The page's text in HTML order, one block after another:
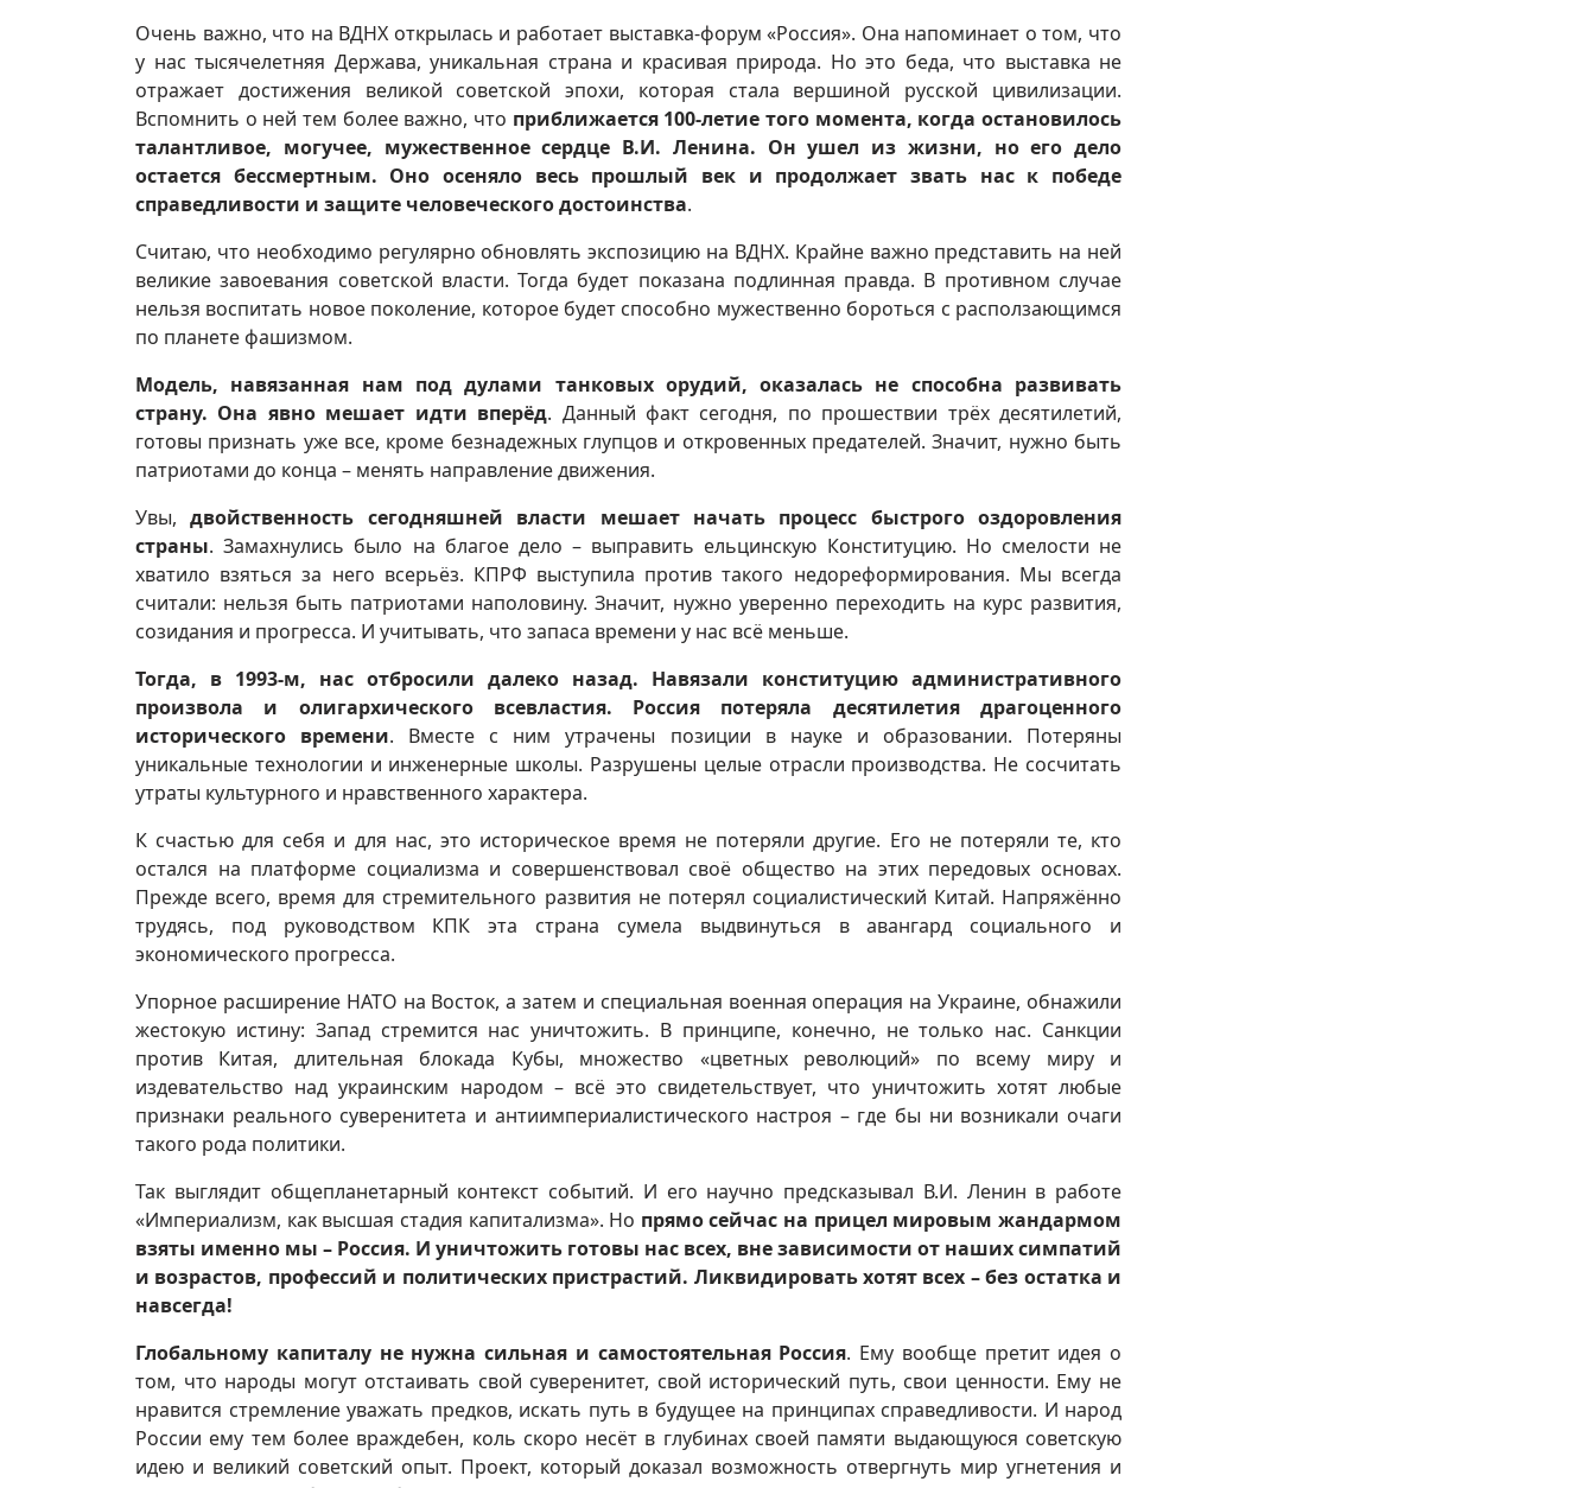
Очень важно, что на ВДНХ открылась и работает выставка-форум «Россия». Она напоминает о том, что
у нас тысячелетняя Держава, уникальная страна и красивая природа. Но это беда, что выставка не
отражает достижения великой советской эпохи, которая стала вершиной русской цивилизации.
Вспомнить о ней тем более важно, что приближается 100-летие того момента, когда остановилось
талантливое, могучее, мужественное сердце В.И. Ленина. Он ушел из жизни, но его дело
остается бессмертным. Оно осеняло весь прошлый век и продолжает звать нас к победе
справедливости и защите человеческого достоинства.
Считаю, что необходимо регулярно обновлять экспозицию на ВДНХ. Крайне важно представить на ней
великие завоевания советской власти. Тогда будет показана подлинная правда. В противном случае
нельзя воспитать новое поколение, которое будет способно мужественно бороться с расползающимся
по планете фашизмом.
Модель, навязанная нам под дулами танковых орудий, оказалась не способна развивать
страну. Она явно мешает идти вперёд. Данный факт сегодня, по прошествии трёх десятилетий,
готовы признать уже все, кроме безнадежных глупцов и откровенных предателей. Значит, нужно быть
патриотами до конца – менять направление движения.
Увы,двойственность сегодняшней власти мешает начать процесс быстрого оздоровления
страны. Замахнулись было на благое дело – выправить ельцинскую Конституцию. Но смелости не
хватило взяться за него всерьёз. КПРФ выступила против такого недореформирования. Мы всегда
считали: нельзя быть патриотами наполовину. Значит, нужно уверенно переходить на курс развития,
созидания и прогресса. И учитывать, что запаса времени у нас всё меньше.
Тогда, в 1993-м, нас отбросили далеко назад. Навязали конституцию административного
произвола и олигархического всевластия. Россия потеряла десятилетия драгоценного
исторического времени. Вместе с ним утрачены позиции в науке и образовании. Потеряны
уникальные технологии и инженерные школы. Разрушены целые отрасли производства. Не сосчитать
утраты культурного и нравственного характера.
К счастью для себя и для нас, это историческое время не потеряли другие. Его не потеряли те, кто
остался на платформе социализма и совершенствовал своё общество на этих передовых основах.
Прежде всего, время для стремительного развития не потерял социалистический Китай. Напряжённо
трудясь, под руководством КПК эта страна сумела выдвинуться в авангард социального и
экономического прогресса.
Упорное расширение НАТО на Восток, а затем и специальная военная операция на Украине, обнажили
жестокую истину: Запад стремится нас уничтожить. В принципе, конечно, не только нас. Санкции
против Китая, длительная блокада Кубы, множество «цветных революций» по всему миру и
издевательство над украинским народом – всё это свидетельствует, что уничтожить хотят любые
признаки реального суверенитета и антиимпериалистического настроя – где бы ни возникали очаги
такого рода политики.
Так выглядит общепланетарный контекст событий. И его научно предсказывал В.И. Ленин в работе
«Империализм, как высшая стадия капитализма». Но прямо сейчас на прицел мировым жандармом
взяты именно мы – Россия. И уничтожить готовы нас всех, вне зависимости от наших симпатий
и возрастов, профессий и политических пристрастий. Ликвидировать хотят всех – без остатка и
навсегда!
Глобальному капиталу не нужна сильная и самостоятельная Россия. Ему вообще претит идея о
том, что народы могут отстаивать свой суверенитет, свой исторический путь, свои ценности. Ему не
нравится стремление уважать предков, искать путь в будущее на принципах справедливости. И народ
России ему тем более враждебен, коль скоро несёт в глубинах своей памяти выдающуюся советскую
идею и великий советский опыт. Проект, который доказал возможность отвергнуть мир угнетения и